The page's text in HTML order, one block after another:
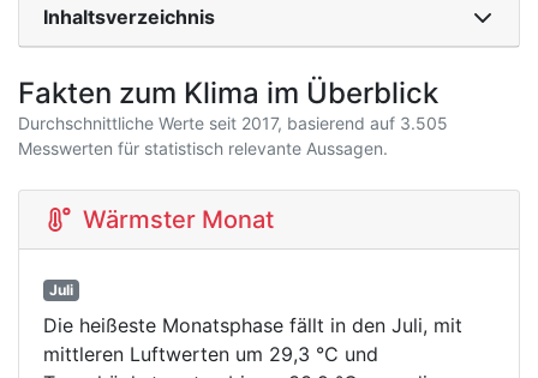
Inhaltsverzeichnis
Fakten zum Klima im Überblick
Durchschnittliche Werte seit 2017, basierend auf 3.505
Messwerten für statistisch relevante Aussagen.
Wärmster Monat
Juli
Die heißeste Monatsphase fällt in den Juli, mit
mittleren Luftwerten um 29,3 °C und